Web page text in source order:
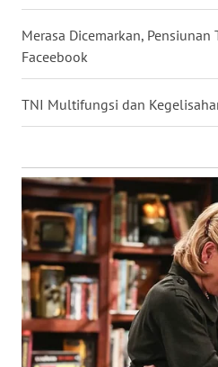
Merasa Dicemarkan,
Faceebook
TNI Multifungsi dan
KALTENG
WN
KALTARA
WN
WN
KALTIM
WN
SULSEL
WN
GORONTALO